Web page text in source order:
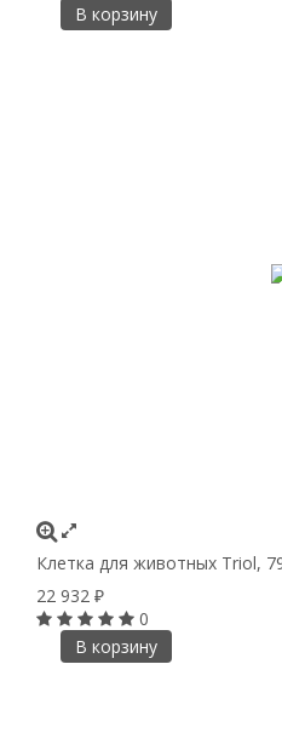
В корзину
Клетка для животных Triol,
22 932 ₽
0
В корзину